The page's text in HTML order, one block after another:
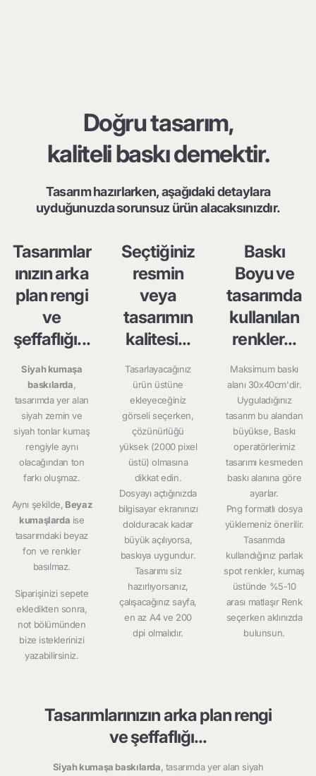
Doğru tasarım,
kaliteli baskı demektir.
Tasarım hazırlarken, aşağıdaki detaylara
uyduğunuzda sorunsuz ürün alacaksınızdır.
Tasarımlar
ınızın arka
plan rengi
ve
şeffaflığı...
Siyah kumaşa
baskılarda,
tasarımda yer alan
siyah zemin ve
siyah tonlar kumaş
rengiyle aynı
olacağından ton
farkı oluşmaz.
Aynı şekilde, Beyaz
kumaşlarda ise
tasarımdaki beyaz
fon ve renkler
basılmaz.
Siparişinizi sepete
ekledikten sonra,
not bölümünden
bize isteklerinizi
yazabilirsiniz.
Seçtiğiniz
resmin
veya
tasarımın
kalitesi...
Tasarlayacağınız
ürün üstüne
ekleyeceğiniz
görseli seçerken,
çözünürlüğü
yüksek (2000 pixel
üstü) olmasına
dikkat edin.
Dosyayı açtığınızda
bilgisayar ekranınızı
dolduracak kadar
büyük açılıyorsa,
baskıya uygundur.
Tasarımı siz
hazırlıyorsanız,
çalışacağınız sayfa,
en az A4 ve 200
dpi olmalıdır.
Baskı
Boyu ve
tasarımda
kullanılan
renkler...
Maksimum baskı
alanı 30x40cm'dir.
Uyguladığınız
tasarım bu alandan
büyükse, Baskı
operatörlerimiz
tasarımı kesmeden
baskı alanına göre
ayarlar.
Png formatlı dosya
yüklemeniz önerilir.
Tasarımda
kullandığınız parlak
spot renkler, kumaş
üstünde %5-10
arası matlaşır Renk
seçerken aklınızda
bulunsun.
Tasarımlarınızın arka plan rengi
ve şeffaflığı...
Siyah kumaşa baskılarda, tasarımda yer alan siyah